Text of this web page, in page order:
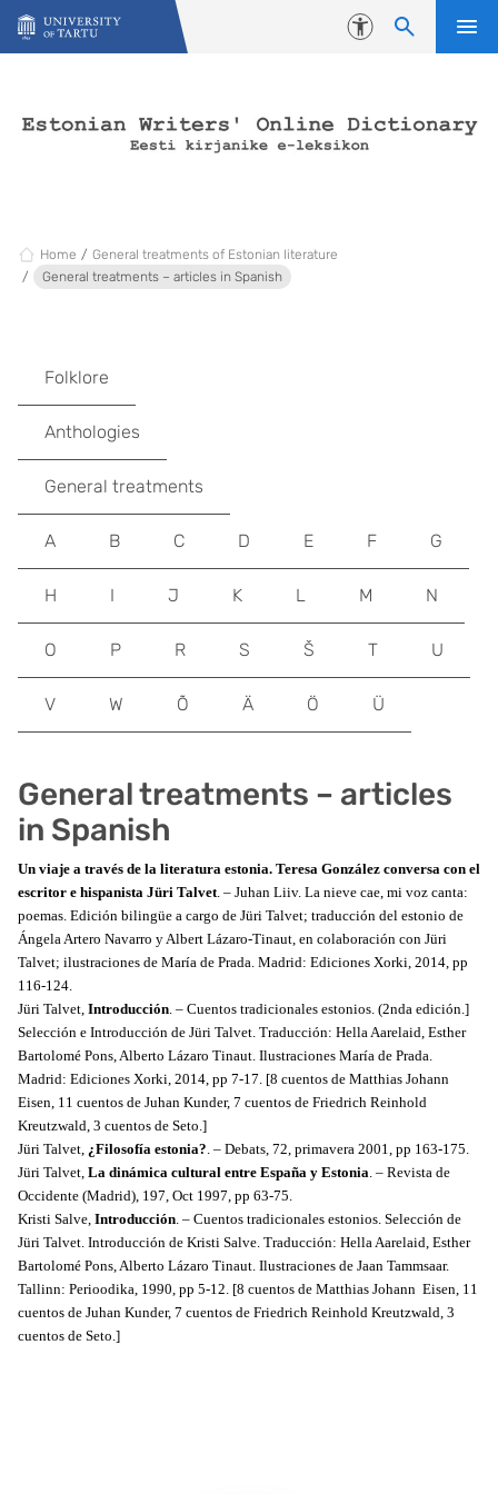
Skip to content
Accessibility
Home
General treatments of Estonian literature
General treatments – articles in Spanish
General treatments – articles
in Spanish
Un viaje a través de la literatura estonia. Teresa González conversa con el
escritor e hispanista Jüri Talvet. – Juhan Liiv. La nieve cae, mi voz canta:
poemas. Edición bilingüe a cargo de Jüri Talvet; traducción del estonio de
Ángela Artero Navarro y Albert Lázaro-Tinaut, en colaboración con Jüri
Talvet; ilustraciones de María de Prada. Madrid: Ediciones Xorki, 2014, pp
116-124.
Jüri Talvet, Introducción. – Cuentos tradicionales estonios. (2nda edición.]
Selección e Introducción de Jüri Talvet. Traducción: Hella Aarelaid, Esther
Bartolomé Pons, Alberto Lázaro Tinaut. Ilustraciones María de Prada.
Madrid: Ediciones Xorki, 2014, pp 7-17. [8 cuentos de Matthias Johann
Eisen, 11 cuentos de Juhan Kunder, 7 cuentos de Friedrich Reinhold
Kreutzwald, 3 cuentos de Seto.]
Jüri Talvet, ¿Filosofía estonia?. – Debats, 72, primavera 2001, pp 163-175.
Jüri Talvet, La dinámica cultural entre España y Estonia. – Revista de
Occidente (Madrid), 197, Oct 1997, pp 63-75.
Kristi Salve, Introducción. – Cuentos tradicionales estonios. Selección de
Jüri Talvet. Introducción de Kristi Salve. Traducción: Hella Aarelaid, Esther
Bartolomé Pons, Alberto Lázaro Tinaut. Ilustraciones de Jaan Tammsaar.
Tallinn: Perioodika, 1990, pp 5-12. [8 cuentos de Matthias Johann Eisen, 11
cuentos de Juhan Kunder, 7 cuentos de Friedrich Reinhold Kreutzwald, 3
cuentos de Seto.]
Folklore
Anthologies
General treatments
A B C D E F G
H I J K L M N
O P R S Š T U
V W Õ Ä Ö Ü